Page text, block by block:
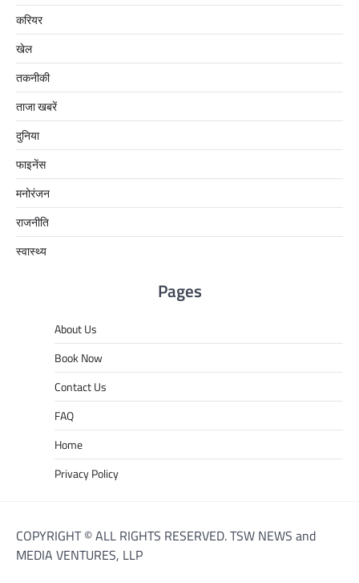
करियर
खेल
तकनीकी
ताजा खबरें
दुनिया
फाइनेंस
मनोरंजन
राजनीति
स्वास्थ्य
Pages
About Us
Book Now
Contact Us
FAQ
Home
Privacy Policy
COPYRIGHT © ALL RIGHTS RESERVED. TSW NEWS and
MEDIA VENTURES, LLP